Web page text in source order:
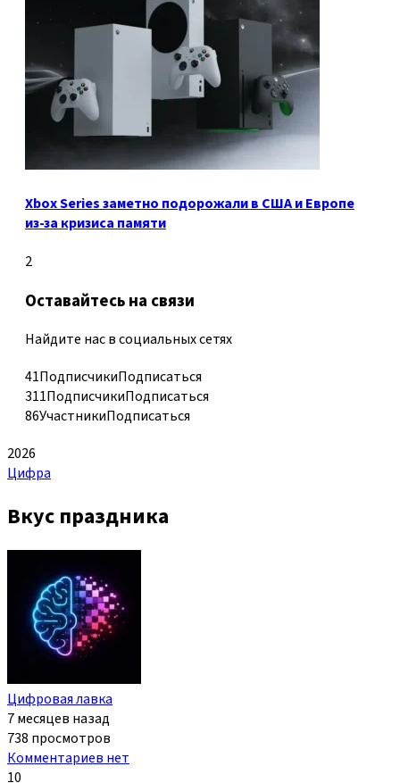
Xbox Series заметно подорожали в США и Европе
из-за кризиса памяти
2
Оставайтесь на связи
Найдите нас в социальных сетях
41ПодписчикиПодписаться
311ПодписчикиПодписаться
86УчастникиПодписаться
2026
Цифра
Вкус праздника
Цифровая лавка
7 месяцев назад
738 просмотров
Комментариев нет
10